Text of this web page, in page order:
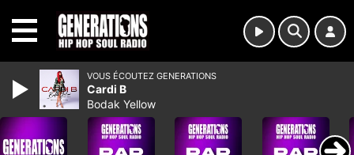
VOUS ÉCOUTEZ GENERATIONS
Cardi B
Bodak Yellow